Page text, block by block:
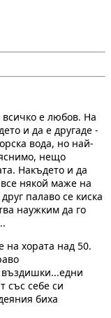
е любов. На
и да е другаде -
вода, но най-
нещо
Накъдето и да
някой маже на
палаво се киска
наужким да го
на хората над 50.
със себе си
биха